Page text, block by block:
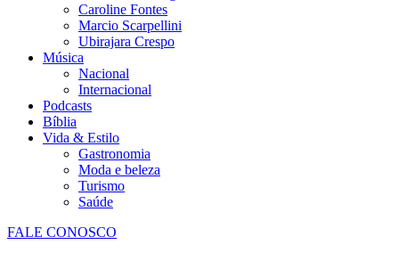
Caroline Fontes
Marcio Scarpellini
Ubirajara Crespo
Música
Nacional
Internacional
Podcasts
Bíblia
Vida & Estilo
Gastronomia
Moda e beleza
Turismo
Saúde
FALE CONOSCO